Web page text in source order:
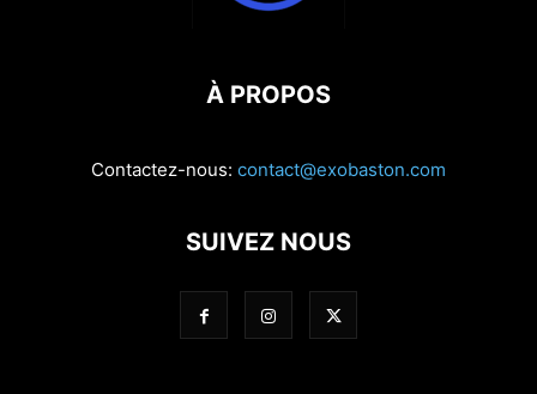
À PROPOS
Contactez-nous: contact@exobaston.com
SUIVEZ NOUS